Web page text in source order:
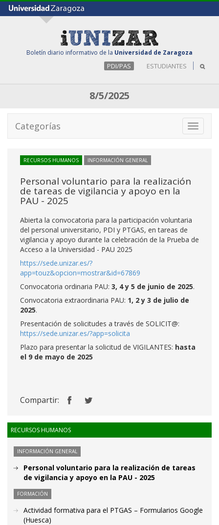
Boletín diario informativo de la Universidad de Zaragoza
PDI/PAS ESTUDIANTES
8/5/2025
Toggle
Categorías
RECURSOS HUMANOS INFORMACIÓN GENERAL
Personal voluntario para la realización
de tareas de vigilancia y apoyo en la
PAU - 2025
Abierta la convocatoria para la participación voluntaria
del personal universitario, PDI y PTGAS, en tareas de
vigilancia y apoyo durante la celebración de la Prueba de
Acceso a la Universidad - PAU 2025
https://sede.unizar.es/?
app=touz&opcion=mostrar&id=67869
Convocatoria ordinaria PAU: 3, 4 y 5 de junio de 2025.
Convocatoria extraordinaria PAU: 1, 2 y 3 de julio de
2025.
Presentación de solicitudes a través de SOLICIT@:
https://sede.unizar.es/?app=solicita
Plazo para presentar la solicitud de VIGILANTES: hasta
el 9 de mayo de 2025
Compartir:
RECURSOS HUMANOS
INFORMACIÓN GENERAL
Personal voluntario para la realización de tareas
de vigilancia y apoyo en la PAU - 2025
FORMACIÓN
Actividad formativa para el PTGAS – Formularios Google
(Huesca)